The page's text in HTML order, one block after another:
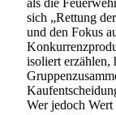
als die
sich „Rettung
und den Fokus
isoliert erzählen,
Wer jedoch